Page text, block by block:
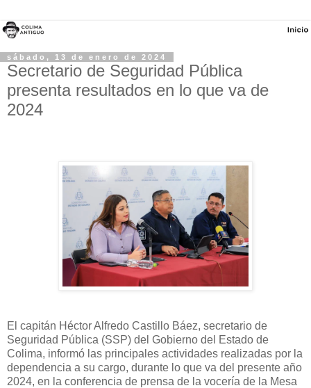
sábado, 13 de enero de 2024
Secretario de Seguridad Pública
presenta resultados en lo que va de
2024
El capitán Héctor Alfredo Castillo Báez, secretario de
Seguridad Pública (SSP) del Gobierno del Estado de
Colima, informó las principales actividades realizadas por la
dependencia a su cargo, durante lo que va del presente año
2024, en la conferencia de prensa de la vocería de la Mesa